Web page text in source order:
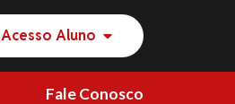
Acesso Aluno
Fale Conosco